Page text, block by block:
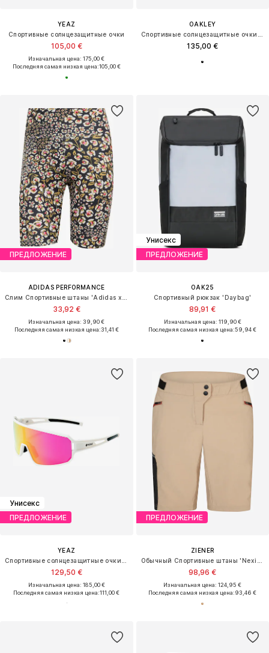
YEAZ
Спортивные солнцезащитные очки
105,00 €
Изначальная цена: 175,00 €
Последняя самая низкая цена:105,00 €
OAKLEY
Спортивные солнцезащитные очки 'NEOFORMA'
135,00 €
ПРЕДЛОЖЕНИЕ
ADIDAS PERFORMANCE
Слим Спортивные штаны 'Adidas x Farm Rio'
33,92 €
Изначальная цена: 39,90 €
Последняя самая низкая цена:31,41 €
Унисекс
ПРЕДЛОЖЕНИЕ
OAK25
Спортивный рюкзак 'Daybag'
89,91 €
Изначальная цена: 119,90 €
Последняя самая низкая цена:59,94 €
Унисекс
ПРЕДЛОЖЕНИЕ
YEAZ
Спортивные солнцезащитные очки 'Sunwave'
129,50 €
Изначальная цена: 185,00 €
Последняя самая низкая цена:111,00 €
ПРЕДЛОЖЕНИЕ
ZIENER
Обычный Спортивные штаны 'Nexita'
98,96 €
Изначальная цена: 124,95 €
Последняя самая низкая цена:93,46 €